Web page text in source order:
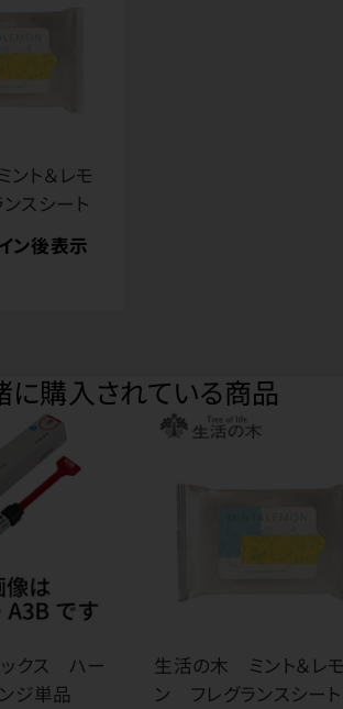
ト＆レモ
スシート
ン後表示
に購入されている商品
クス ハー
ジ単品
生活の木 ミント＆レ
ン フレグランスシート